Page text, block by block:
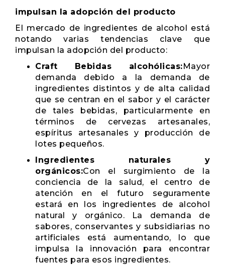
impulsan la adopción del producto
El mercado de ingredientes de alcohol está
notando varias tendencias clave que
impulsan la adopción del producto:
Craft Bebidas alcohólicas:Mayor
demanda debido a la demanda de
ingredientes distintos y de alta calidad
que se centran en el sabor y el carácter
de tales bebidas, particularmente en
términos de cervezas artesanales,
espíritus artesanales y producción de
lotes pequeños.
Ingredientes naturales y
orgánicos:Con el surgimiento de la
conciencia de la salud, el centro de
atención en el futuro seguramente
estará en los ingredientes de alcohol
natural y orgánico. La demanda de
sabores, conservantes y subsidiarias no
artificiales está aumentando, lo que
impulsa la innovación para encontrar
fuentes para esos ingredientes.